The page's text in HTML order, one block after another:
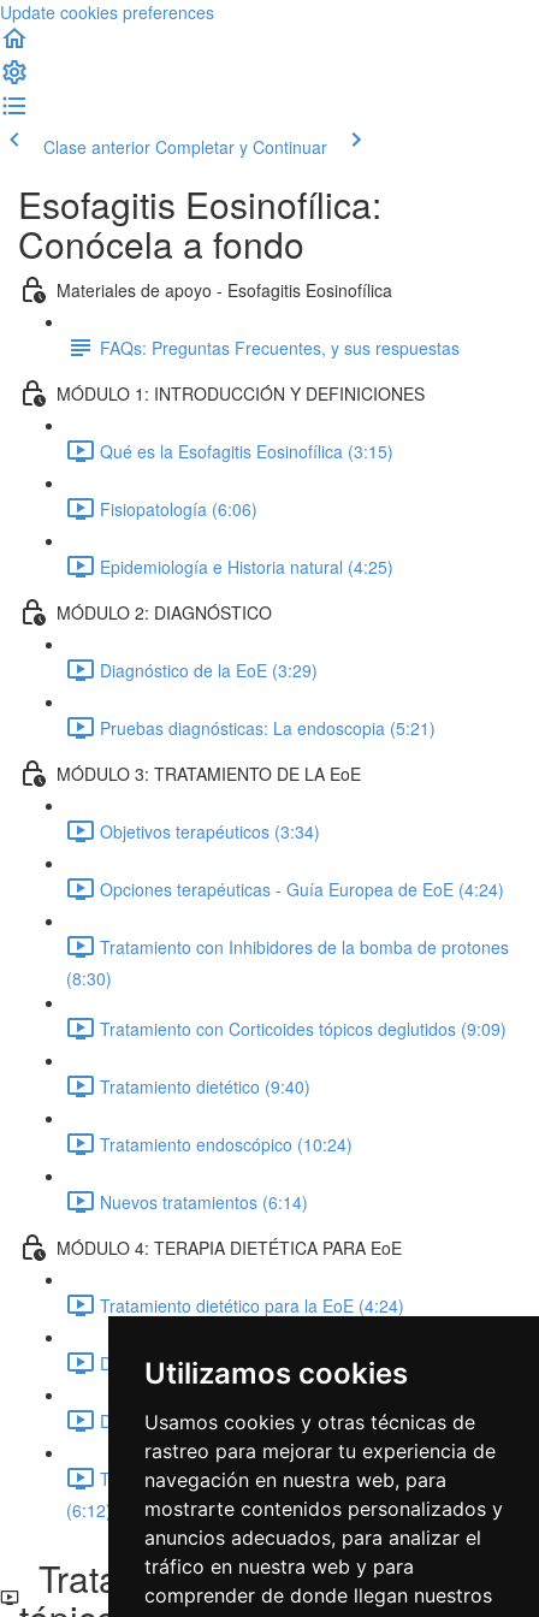
Utilizamos cookies
Usamos cookies y otras técnicas de
rastreo para mejorar tu experiencia de
navegación en nuestra web, para
mostrarte contenidos personalizados y
anuncios adecuados, para analizar el
tráfico en nuestra web y para
comprender de donde llegan nuestros
Update cookies preferences
Clase anterior Completar y Continuar
Esofagitis Eosinofílica:
Conócela a fondo
Materiales de apoyo - Esofagitis Eosinofílica
FAQs: Preguntas Frecuentes, y sus respuestas
MÓDULO 1: INTRODUCCIÓN Y DEFINICIONES
Qué es la Esofagitis Eosinofílica (3:15)
Fisiopatología (6:06)
Epidemiología e Historia natural (4:25)
MÓDULO 2: DIAGNÓSTICO
Diagnóstico de la EoE (3:29)
Pruebas diagnósticas: La endoscopia (5:21)
MÓDULO 3: TRATAMIENTO DE LA EoE
Objetivos terapéuticos (3:34)
Opciones terapéuticas - Guía Europea de EoE (4:24)
Tratamiento con Inhibidores de la bomba de protones
(8:30)
Tratamiento con Corticoides tópicos deglutidos (9:09)
Tratamiento dietético (9:40)
Tratamiento endoscópico (10:24)
Nuevos tratamientos (6:14)
MÓDULO 4: TERAPIA DIETÉTICA PARA EoE
Tratamiento dietético para la EoE (4:24)
Dieta de eliminación empírica (8:26)
Dieta sin alérgenos (5:55)
Tengamos esto en cuenta: Aspectos nutricionales
(6:12)
Tratamiento con Corticoides